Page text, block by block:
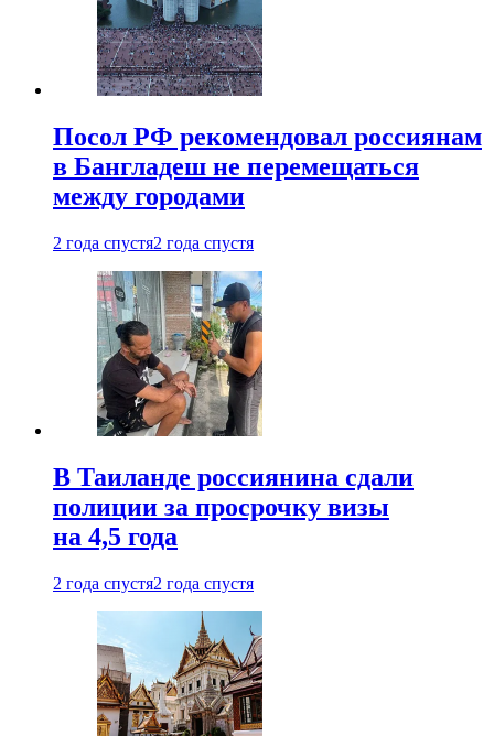
Посол РФ рекомендовал россиянам
в Бангладеш не перемещаться
между городами
2 года спустя2 года спустя
В Таиланде россиянина сдали
полиции за просрочку визы
на 4,5 года
2 года спустя2 года спустя